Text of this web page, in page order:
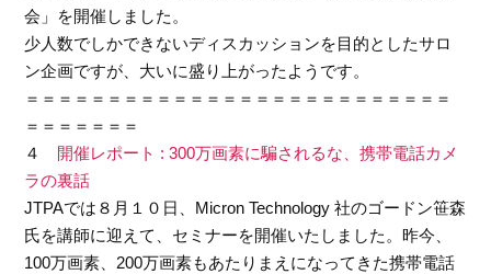
会」を開催しました。
少人数でしかできないディスカッションを目的としたサロ
ン企画ですが、大いに盛り上がったようです。
＝＝＝＝＝＝＝＝＝＝＝＝＝＝＝＝＝＝＝＝＝＝＝＝＝＝
＝＝＝＝＝＝＝
４ 開催レポート : 300万画素に騙されるな、携帯電話カメ
ラの裏話
JTPAでは８月１０日、Micron Technology 社のゴードン笹森
氏を講師に迎えて、セミナーを開催いたしました。昨今、
100万画素、200万画素もあたりまえになってきた携帯電話